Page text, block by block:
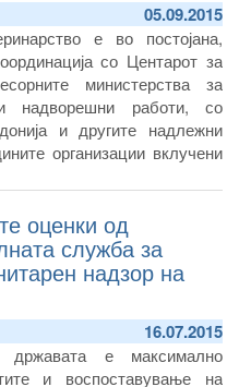
05.09.2015
е во постојана,
со Центарот за
министерства за
надворешни работи, со
и другите надлежни
организации вклучени
оценки од
служба за
надзор на
16.07.2015
е максимално
и воспоставување на